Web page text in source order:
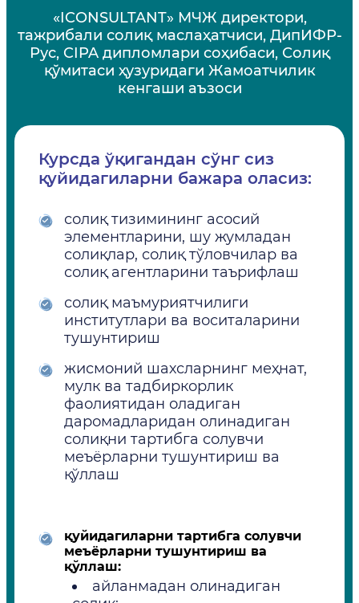
«ICONSULTANT» МЧЖ директори,
тажрибали солиқ маслаҳатчиси, ДипИФР-
Рус, CIPA дипломлари соҳибаси, Солиқ
қўмитаси ҳузуридаги Жамоатчилик
кенгаши аъзоси
Курсда ўқигандан сўнг сиз
қуйидагиларни бажара оласиз:
солиқ тизимининг асосий
элементларини, шу жумладан
солиқлар, солиқ тўловчилар ва
солиқ агентларини таърифлаш
солиқ маъмуриятчилиги
институтлари ва воситаларини
тушунтириш
жисмоний шахсларнинг меҳнат,
мулк ва тадбиркорлик
фаолиятидан оладиган
даромадларидан олинадиган
солиқни тартибга солувчи
меъёрларни тушунтириш ва
қўллаш
қуйидагиларни тартибга солувчи
меъёрларни тушунтириш ва
қўллаш:
айланмадан олинадиган